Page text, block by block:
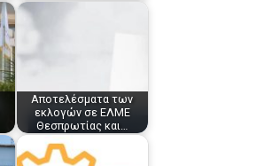
Αποτελέσματα των
εκλογών σε ΕΛΜΕ
Θεσπρωτίας και…